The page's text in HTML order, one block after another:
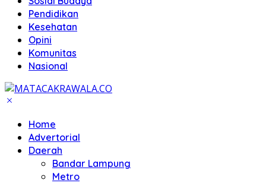
Pendidikan
Kesehatan
Opini
Komunitas
Nasional
Home
Advertorial
Daerah
Bandar Lampung
Metro